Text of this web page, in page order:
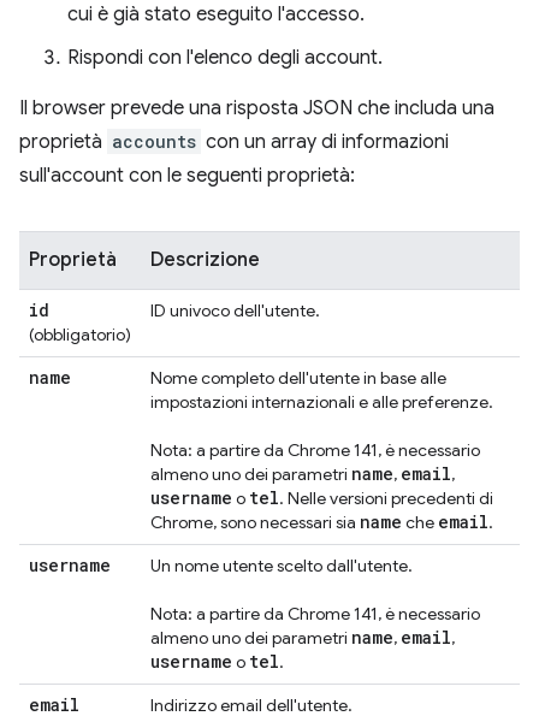
cui è già stato eseguito l'accesso.
Rispondi con l'elenco degli account.
Il browser prevede una risposta JSON che includa una
proprietà accounts con un array di informazioni
sull'account con le seguenti proprietà:
Proprietà Descrizione
id
(obbligatorio)
ID univoco dell'utente.
name
Nome completo dell'utente in base alle
impostazioni internazionali e alle preferenze.
Nota: a partire da Chrome 141, è necessario
almeno uno dei parametri name, email,
username o tel. Nelle versioni precedenti di
Chrome, sono necessari sia name che email.
username Un nome utente scelto dall'utente.
Nota: a partire da Chrome 141, è necessario
almeno uno dei parametri name, email,
username o tel.
email Indirizzo email dell'utente.